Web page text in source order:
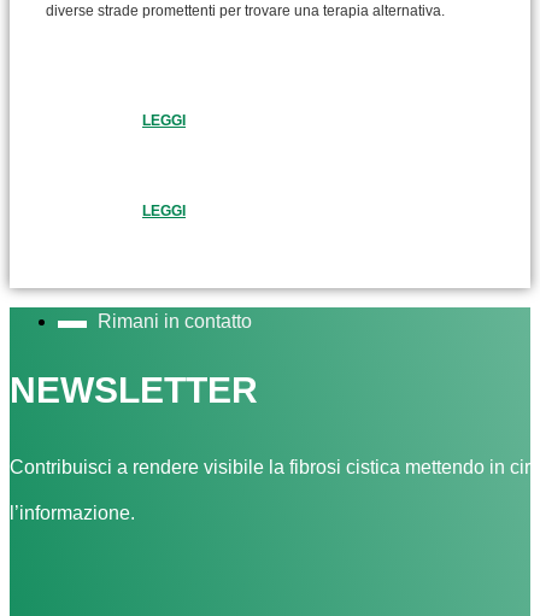
diverse strade promettenti per trovare una terapia alternativa.
LEGGI
LEGGI
Rimani in contatto
NEWSLETTER
Contribuisci a rendere visibile la fibrosi cistica mettendo in
l’informazione.